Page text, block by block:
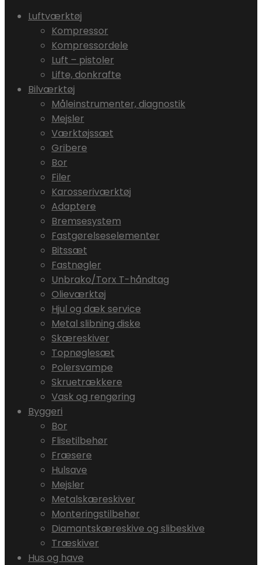
Luftværktøj
Kompressor
Kompressordele
Luft – pistoler
Lifte, donkrafte
Bilværktøj
Måleinstrumenter, diagnostik
Mejsler
Værktøjssæt
Gribere
Bor
Filer
Karosseriværktøj
Adaptere
Bremsesystem
Fastgørelseselementer
Bitssæt
Fastnøgler
Unbrako/Torx T-håndtag
Olieværktøj
Hjul og dæk service
Metal slibning diske
Skæreskiver
Topnøglesæt
Polersvampe
Skruetrækkere
Vask og rengøring
Byggeri
Bor
Flisetilbehør
Fræsere
Hulsave
Mejsler
Metalskæreskiver
Monteringstilbehør
Diamantskæreskive og slibeskive
Træskiver
Hus og have